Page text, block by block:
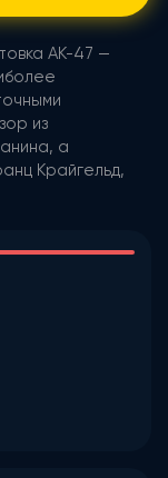
АК-47 —
из
а
Крайгельд,